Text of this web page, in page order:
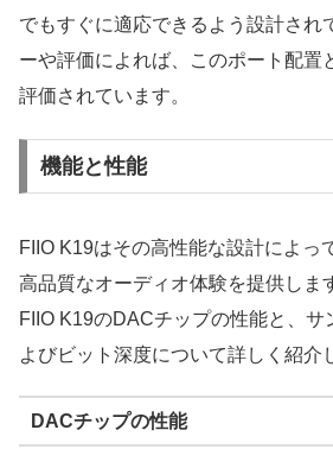
でもすぐに適応できるよう設計され
ーや評価によれば、このポート配置
評価されています。
機能と性能
FIIO K19はその高性能な設計によっ
高品質なオーディオ体験を提供しま
FIIO K19のDACチップの性能と、サ
よびビット深度について詳しく紹介
DACチップの性能